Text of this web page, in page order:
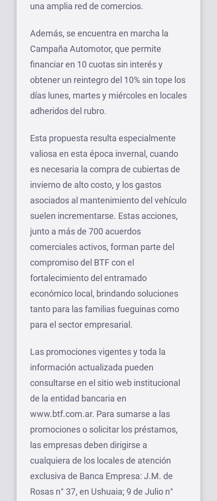
una amplia red de comercios.
Además, se encuentra en marcha la
Campaña Automotor, que permite
financiar en 10 cuotas sin interés y
obtener un reintegro del 10% sin tope los
días lunes, martes y miércoles en locales
adheridos del rubro.
Esta propuesta resulta especialmente
valiosa en esta época invernal, cuando
es necesaria la compra de cubiertas de
invierno de alto costo, y los gastos
asociados al mantenimiento del vehículo
suelen incrementarse. Estas acciones,
junto a más de 700 acuerdos
comerciales activos, forman parte del
compromiso del BTF con el
fortalecimiento del entramado
económico local, brindando soluciones
tanto para las familias fueguinas como
para el sector empresarial.
Las promociones vigentes y toda la
información actualizada pueden
consultarse en el sitio web institucional
de la entidad bancaria en
www.btf.com.ar. Para sumarse a las
promociones o solicitar los préstamos,
las empresas deben dirigirse a
cualquiera de los locales de atención
exclusiva de Banca Empresa: J.M. de
Rosas n° 37, en Ushuaia; 9 de Julio n°